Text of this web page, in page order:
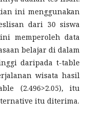
ini menggunakan
dari 30 siswa
memperoleh data
belajar di dalam
daripada t-table
wisata hasil
(2.496>2.05), itu
itu diterima.